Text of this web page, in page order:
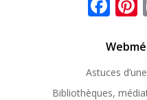
Astuces
Bibliothèques,